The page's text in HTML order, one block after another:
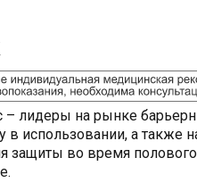
лидеры на рынке
в использовании, а также
защиты во время